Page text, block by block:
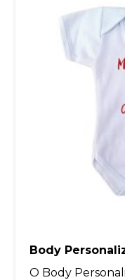
Body
O Body